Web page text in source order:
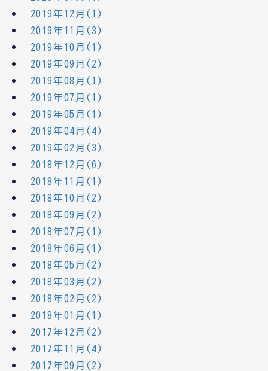
2019年12月(1)
2019年11月(3)
2019年10月(1)
2019年09月(2)
2019年08月(1)
2019年07月(1)
2019年05月(1)
2019年04月(4)
2019年02月(3)
2018年12月(6)
2018年11月(1)
2018年10月(2)
2018年09月(2)
2018年07月(1)
2018年06月(1)
2018年05月(2)
2018年03月(2)
2018年02月(2)
2018年01月(1)
2017年12月(2)
2017年11月(4)
2017年09月(2)